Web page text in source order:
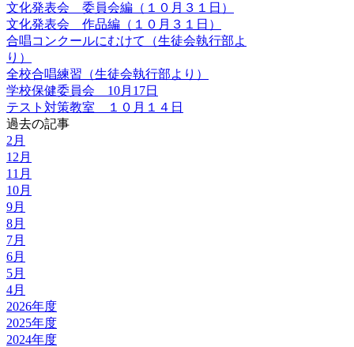
文化発表会 委員会編（１０月３１日）
文化発表会 作品編（１０月３１日）
合唱コンクールにむけて（生徒会執行部よ
り）
全校合唱練習（生徒会執行部より）
学校保健委員会 10月17日
テスト対策教室 １０月１４日
過去の記事
2月
12月
11月
10月
9月
8月
7月
6月
5月
4月
2026年度
2025年度
2024年度